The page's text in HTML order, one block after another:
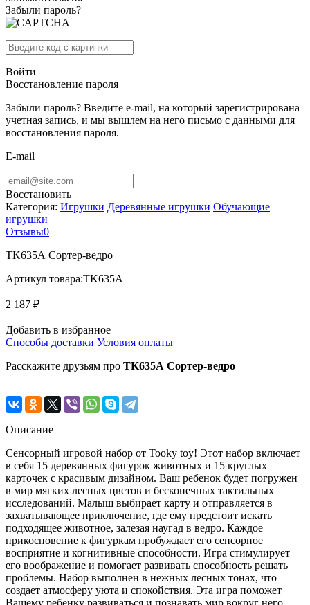
Забыли пароль?
Войти
Восстановление пароля
Забыли пароль? Введите e-mail, на который зарегистрирована
учетная запись, и мы вышлем на него письмо с данными для
восстановления пароля.
E-mail
Восстановить
Категория: Игрушки Деревянные игрушки Обучающие
игрушки
Отзывы0
TK635А Сортер-ведро
Артикул товара:TK635А
2 187 ₽
Добавить в избранное
Способы доставки Условия оплаты
Расскажите друзьям про TK635А Сортер-ведро
Описание
Сенсорный игровой набор от Tooky toy! Этот набор включает
в себя 15 деревянных фигурок животных и 15 круглых
карточек с красивым дизайном. Ваш ребенок будет погружен
в мир мягких лесных цветов и бесконечных тактильных
исследований. Малыш выбирает карту и отправляется в
захватывающее приключение, где ему предстоит искать
подходящее животное, залезая наугад в ведро. Каждое
прикосновение к фигуркам пробуждает его сенсорное
восприятие и когнитивные способности. Игра стимулирует
его воображение и помогает развивать способность решать
проблемы. Набор выполнен в нежных лесных тонах, что
создает атмосферу уюта и спокойствия. Эта игра поможет
Вашему ребенку развиваться и познавать мир вокруг него.